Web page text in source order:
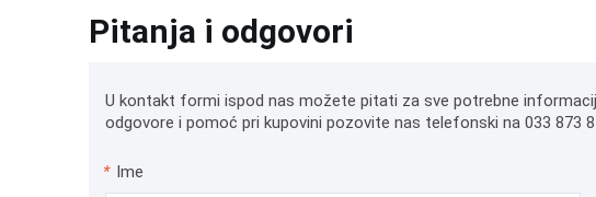
Pitanja i odgovori
U kontakt formi ispod nas možete pitati za sve potrebne
odgovore i pomoć pri kupovini pozovite nas telefonski na 033 873
* Ime